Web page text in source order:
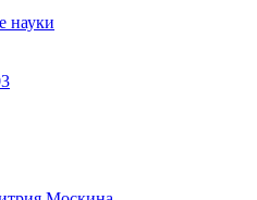
науки